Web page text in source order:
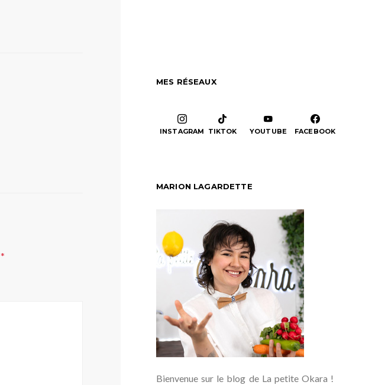
*
MES RÉSEAUX
INSTAGRAM TIKTOK YOUTUBE FACEBOOK
MARION LAGARDETTE
Bienvenue sur le blog de La petite Okara !